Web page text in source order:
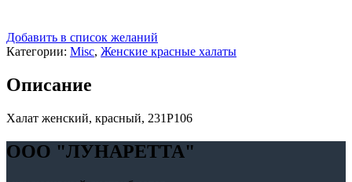
Добавить в список желаний
Категории: Misc, Женские красные халаты
Описание
Халат женский, красный, 231P106
OOO "ЛУНАРЕТТА"